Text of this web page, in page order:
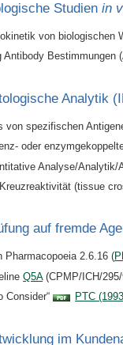
Studien in
von biologischen
Antibody Bestimmungen
Analytik
von spezifischen
oder
Analyse/Analytik/
(tissue
auf fremde
Pharmacopoeia 2.6.16 (
Q5A(CPMP/ICH/
Consider“
PTC
im